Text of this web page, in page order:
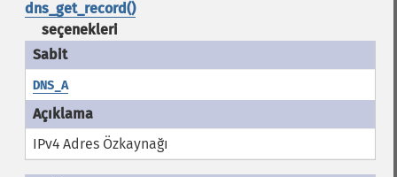
dns_get_record()
seçenekleri
DNS_A
IPv4 Adres Özkaynağı